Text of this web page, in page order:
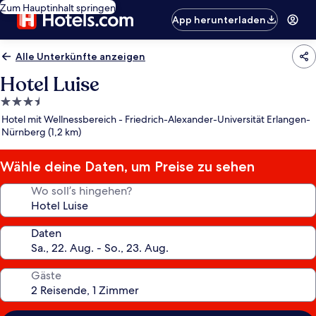
Zum Hauptinhalt springen
App herunterladen
Alle Unterkünfte anzeigen
Hotel Luise
3.5-
Sterne-
Unterkunft
Hotel mit Wellnessbereich - Friedrich-Alexander-Universität Erlangen-
Nürnberg (1,2 km)
Wähle deine Daten, um Preise zu sehen
Wo soll’s hingehen?
Daten
Gäste